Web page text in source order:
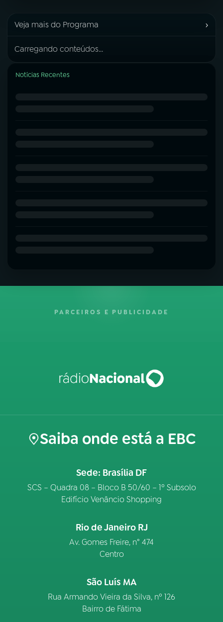
Veja mais do Programa ›
Carregando conteúdos...
Notícias Recentes
PARCEIROS E PUBLICIDADE
Saiba onde está a EBC
Sede: Brasília DF
SCS – Quadra 08 – Bloco B 50/60 – 1º Subsolo
Edifício Venâncio Shopping
Rio de Janeiro RJ
Av. Gomes Freire, n° 474
Centro
São Luís MA
Rua Armando Vieira da Silva, nº 126
Bairro de Fátima